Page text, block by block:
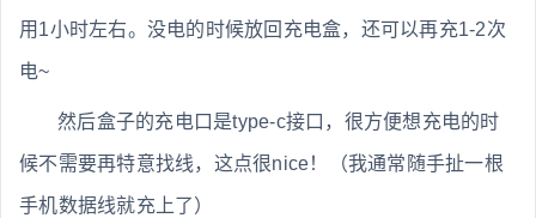
用1小时左右。没电的时候放回充电盒，还可以再充1-2次
电~
然后盒子的充电口是type-c接口，很方便想充电的时
候不需要再特意找线，这点很nice！（我通常随手扯一根
手机数据线就充上了）